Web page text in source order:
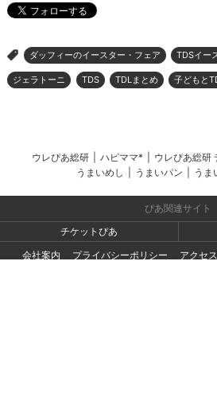
> ダッフィーのイースター・フェア TDSイー
ジェラトーニ TDS TDLまとめ 子どもと
ウレぴあ総研 ハピママ* ウレぴあ総研
うまいめし
うまいパン うま
ぴあ関連サイト
チケットぴあ
会社案内
プライバシーポリシー
アクセ